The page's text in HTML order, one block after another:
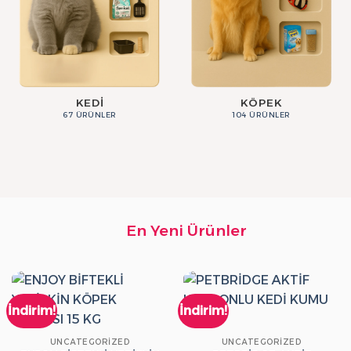
KEDI
67 ÜRÜNLER
KÖPEK
104 ÜRÜNLER
En Yeni Ürünler
İndirim!
UNCATEGORIZED
İndirim!
UNCATEGORIZED